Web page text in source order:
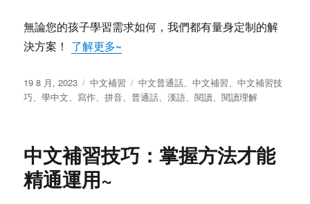
無論您的孩子學習需求如何，我們都有量身定制的解
決方案！ 了解更多~
发
布
19 8 月, 2023
分
类
中文補習
标
签
中文普通話、中文補習、中文補習技
巧、學中文、 寫作、拼音、普通話、漢語、閱讀、閱讀理解
中文補習技巧：掌握方法才能
精通運用~